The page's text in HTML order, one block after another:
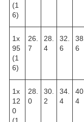
(1
6)
1х
95
(1
6)
26.
7
28.
4
32.
6
38.
6
1х
12
0
(1
28.
0
30.
2
34.
4
40.
4